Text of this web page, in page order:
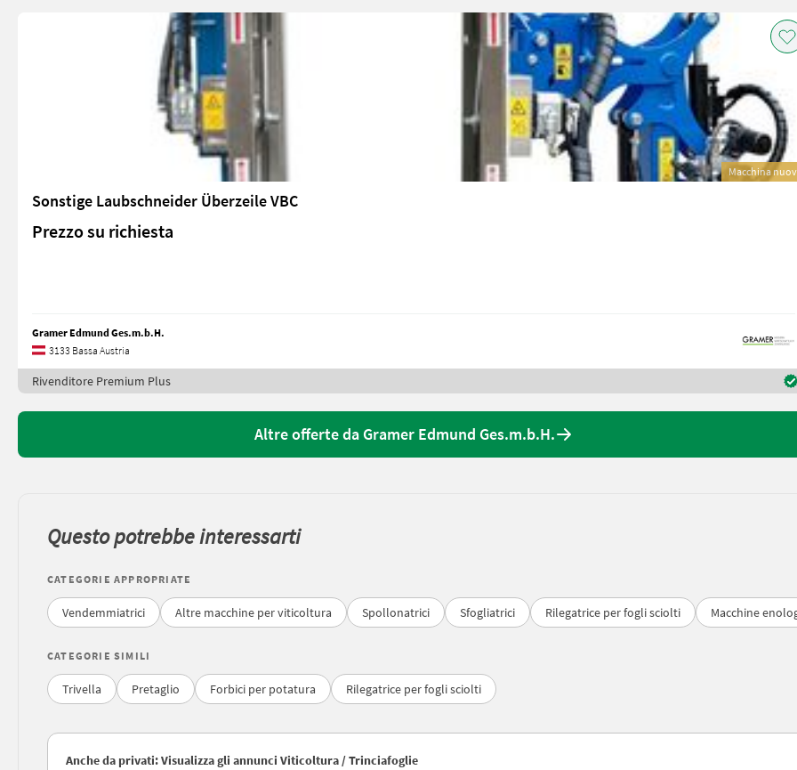
Macchina
Sonstige Laubschneider Überzeile VBC
Prezzo su richiesta
Gramer Edmund Ges.m.b.H.
3133 Bassa Austria
Rivenditore Premium Plus
Altre offerte da Gramer Edmund Ges.m.b.H.
Questo potrebbe interessarti
CATEGORIE APPROPRIATE
Vendemmiatrici Altre macchine per viticoltura Spollonatrici Sfogliatrici Rilegatrice per fogli sciolti Macchine
CATEGORIE SIMILI
Trivella Pretaglio Forbici per potatura Rilegatrice per fogli sciolti
Anche da privati: Visualizza gli annunci Viticoltura / Trinciafoglie